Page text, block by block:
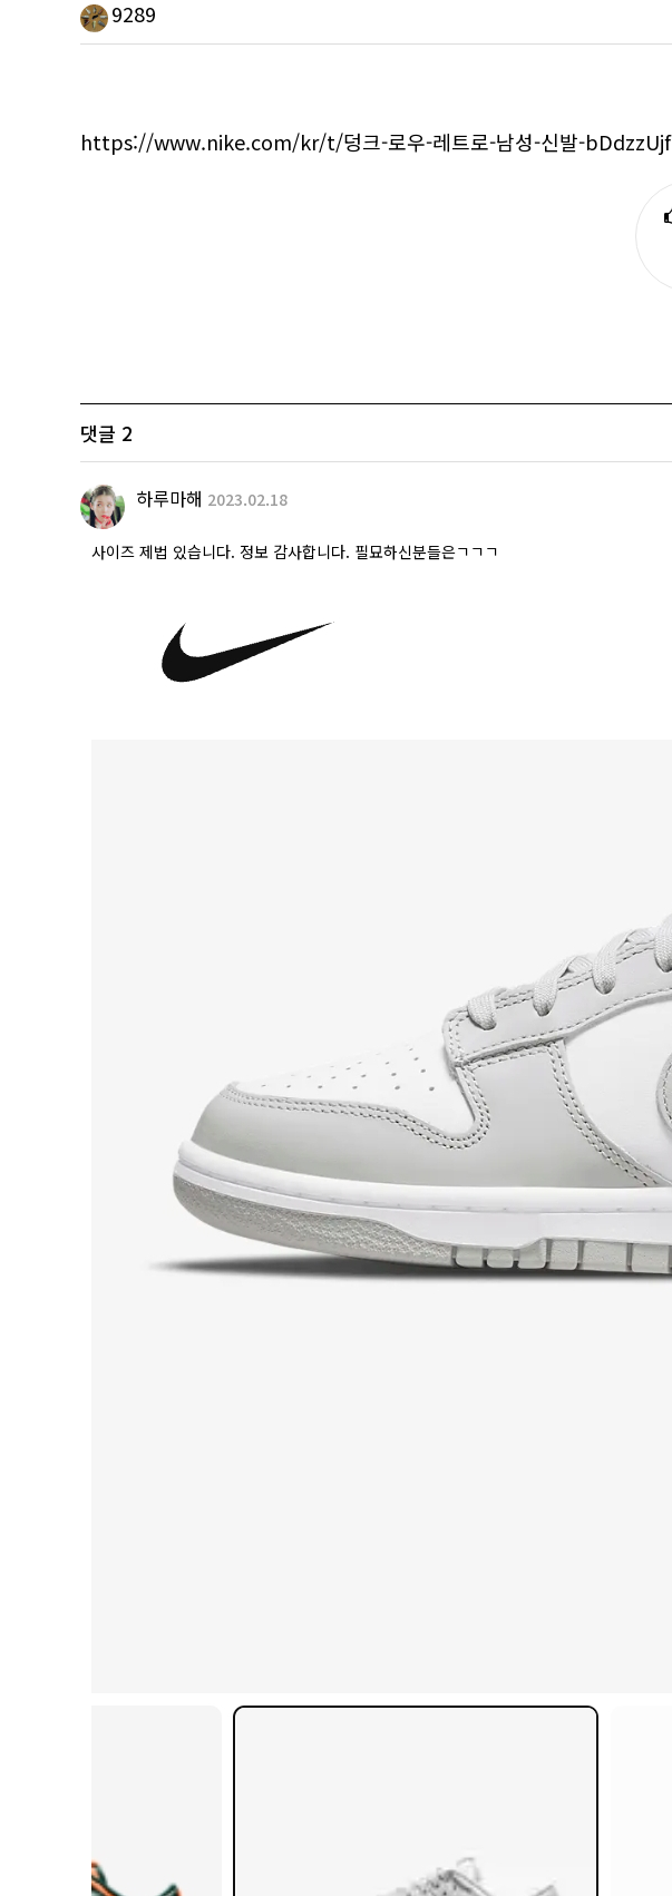
9289
https://www.nike.com/kr/t/덩크-로우-레트로-남성-신발-bDdzzUjf
댓글 2
하루마해 2023.02.18
사이즈 제법 있습니다. 정보 감사합니다. 필묘하신분들은ㄱㄱㄱ